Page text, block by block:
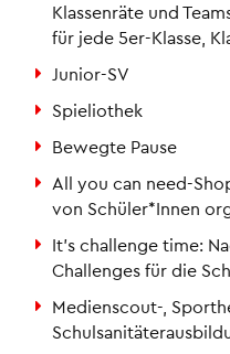
Klassenräte und
für jede 5er-Klasse,
Junior-SV
Spieliothek
Bewegte Pause
All you can need-
von Schüler*Innen
It’s challenge time:
Challenges für die
Medienscout-,